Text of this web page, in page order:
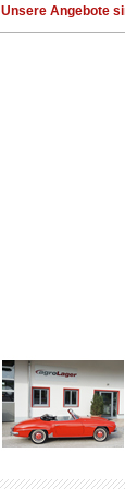
Unsere Angebote